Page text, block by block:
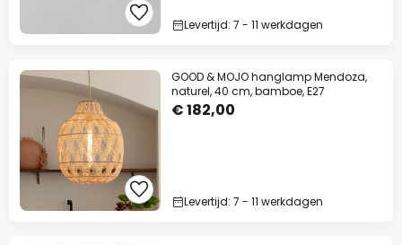
Levertijd: 7 - 11 werkdagen
GOOD & MOJO hanglamp Mendoza,
naturel, 40 cm, bamboe, E27
€ 182,00
Levertijd: 7 - 11 werkdagen